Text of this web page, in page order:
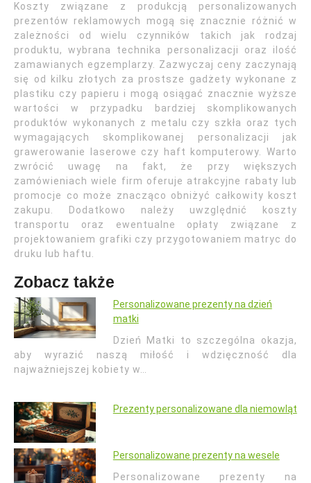
Koszty związane z produkcją personalizowanych
prezentów reklamowych mogą się znacznie różnić w
zależności od wielu czynników takich jak rodzaj
produktu, wybrana technika personalizacji oraz ilość
zamawianych egzemplarzy. Zazwyczaj ceny zaczynają
się od kilku złotych za prostsze gadżety wykonane z
plastiku czy papieru i mogą osiągać znacznie wyższe
wartości w przypadku bardziej skomplikowanych
produktów wykonanych z metalu czy szkła oraz tych
wymagających skomplikowanej personalizacji jak
grawerowanie laserowe czy haft komputerowy. Warto
zwrócić uwagę na fakt, że przy większych
zamówieniach wiele firm oferuje atrakcyjne rabaty lub
promocje co może znacząco obniżyć całkowity koszt
zakupu. Dodatkowo należy uwzględnić koszty
transportu oraz ewentualne opłaty związane z
projektowaniem grafiki czy przygotowaniem matryc do
druku lub haftu.
Zobacz także
Personalizowane prezenty na dzień
matki
Dzień Matki to szczególna okazja,
aby wyrazić naszą miłość i wdzięczność dla
najważniejszej kobiety w…
Prezenty personalizowane dla niemowląt
Personalizowane prezenty na wesele
Personalizowane prezenty na